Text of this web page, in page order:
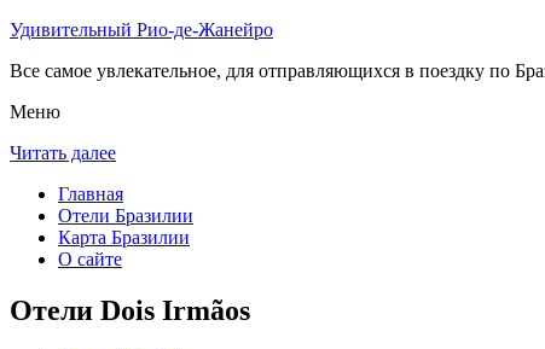
Удивительный Рио-де-Жанейро
Все самое увлекательное, для отправляющихся в поездку по
Меню
Читать далее
Главная
Отели Бразилии
Карта Бразилии
О сайте
Отели Dois Irmãos